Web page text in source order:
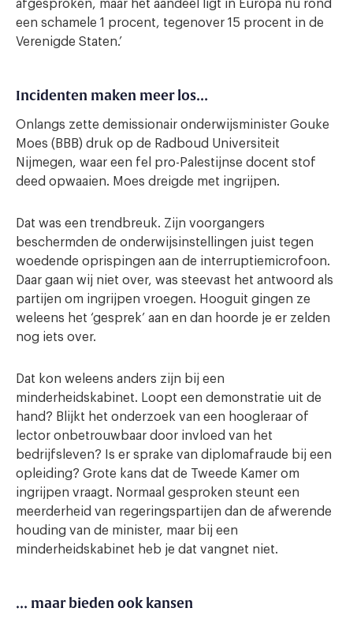
afgesproken, maar het aandeel ligt in Europa nu rond
een schamele 1 procent, tegenover 15 procent in de
Verenigde Staten.’
Incidenten maken meer los…
Onlangs zette demissionair onderwijsminister Gouke
Moes (BBB) druk op de Radboud Universiteit
Nijmegen, waar een fel pro-Palestijnse docent stof
deed opwaaien. Moes dreigde met ingrijpen.
Dat was een trendbreuk. Zijn voorgangers
beschermden de onderwijsinstellingen juist tegen
woedende oprispingen aan de interruptiemicrofoon.
Daar gaan wij niet over, was steevast het antwoord als
partijen om ingrijpen vroegen. Hooguit gingen ze
weleens het ‘gesprek’ aan en dan hoorde je er zelden
nog iets over.
Dat kon weleens anders zijn bij een
minderheidskabinet. Loopt een demonstratie uit de
hand? Blijkt het onderzoek van een hoogleraar of
lector onbetrouwbaar door invloed van het
bedrijfsleven? Is er sprake van diplomafraude bij een
opleiding? Grote kans dat de Tweede Kamer om
ingrijpen vraagt. Normaal gesproken steunt een
meerderheid van regeringspartijen dan de afwerende
houding van de minister, maar bij een
minderheidskabinet heb je dat vangnet niet.
… maar bieden ook kansen